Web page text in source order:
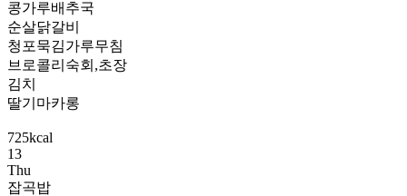
콩가루배추국
순살닭갈비
청포묵김가루무침
브로콜리숙회,초장
김치
딸기마카롱
725kcal
13
Thu
잡곡밥